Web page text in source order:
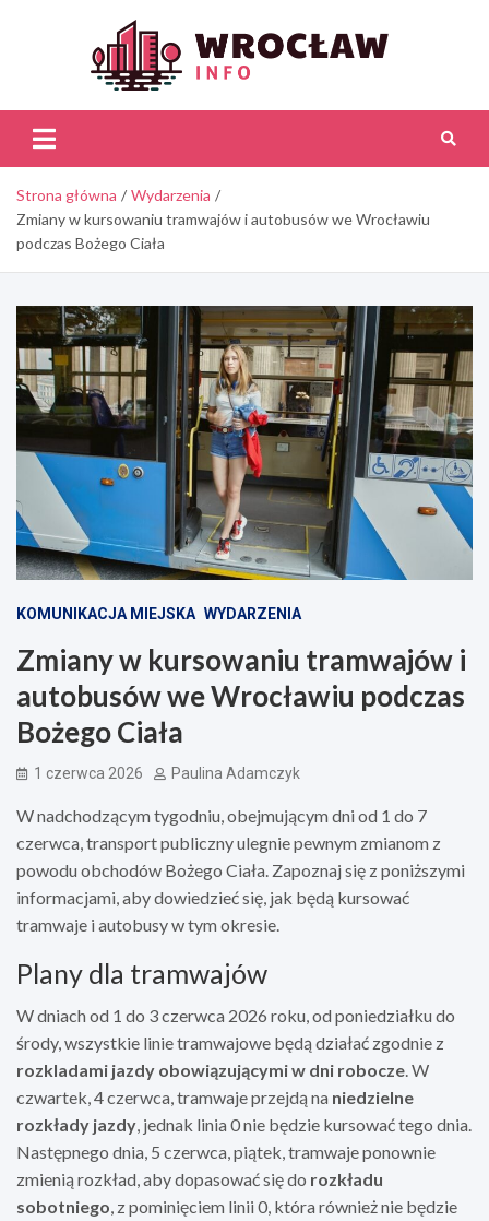
Strona główna
Wydarzenia
Zmiany w kursowaniu tramwajów i autobusów we Wrocławiu
podczas Bożego Ciała
KOMUNIKACJA MIEJSKA WYDARZENIA
Zmiany w kursowaniu tramwajów i
autobusów we Wrocławiu podczas
Bożego Ciała
1 czerwca 2026 Paulina Adamczyk
W nadchodzącym tygodniu, obejmującym dni od 1 do 7
czerwca, transport publiczny ulegnie pewnym zmianom z
powodu obchodów Bożego Ciała. Zapoznaj się z poniższymi
informacjami, aby dowiedzieć się, jak będą kursować
tramwaje i autobusy w tym okresie.
Plany dla tramwajów
W dniach od 1 do 3 czerwca 2026 roku, od poniedziałku do
środy, wszystkie linie tramwajowe będą działać zgodnie z
rozkladami jazdy obowiązującymi w dni robocze. W
czwartek, 4 czerwca, tramwaje przejdą na niedzielne
rozkłady jazdy, jednak linia 0 nie będzie kursować tego dnia.
Następnego dnia, 5 czerwca, piątek, tramwaje ponownie
zmienią rozkład, aby dopasować się do rozkładu
sobotniego, z pominięciem linii 0, która również nie będzie